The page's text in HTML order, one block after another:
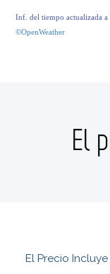
Inf. del tiempo actualizada
©OpenWeather
El
El Precio Incluye